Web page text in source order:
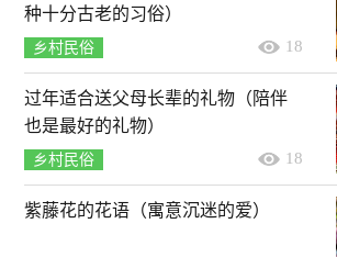
种十分古老的习俗）
乡村民俗 18
过年适合送父母长辈的礼物（陪伴
也是最好的礼物）
乡村民俗 18
紫藤花的花语（寓意沉迷的爱）